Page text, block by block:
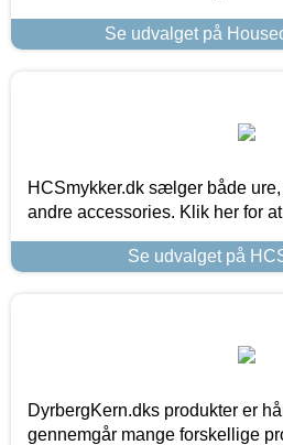
Se udvalget på
HCSmykker.dk sælger både
andre accessories. Klik her for
Se udvalget på
DyrbergKern.dks produkter er
gennemgår mange forskellige